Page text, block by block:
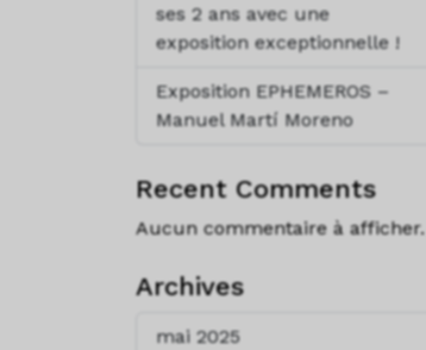
ses 2 ans avec une
exposition exceptionnelle !
Exposition EPHEMEROS –
Manuel Martí Moreno
Recent Comments
Aucun commentaire à afficher.
Archives
mai 2025